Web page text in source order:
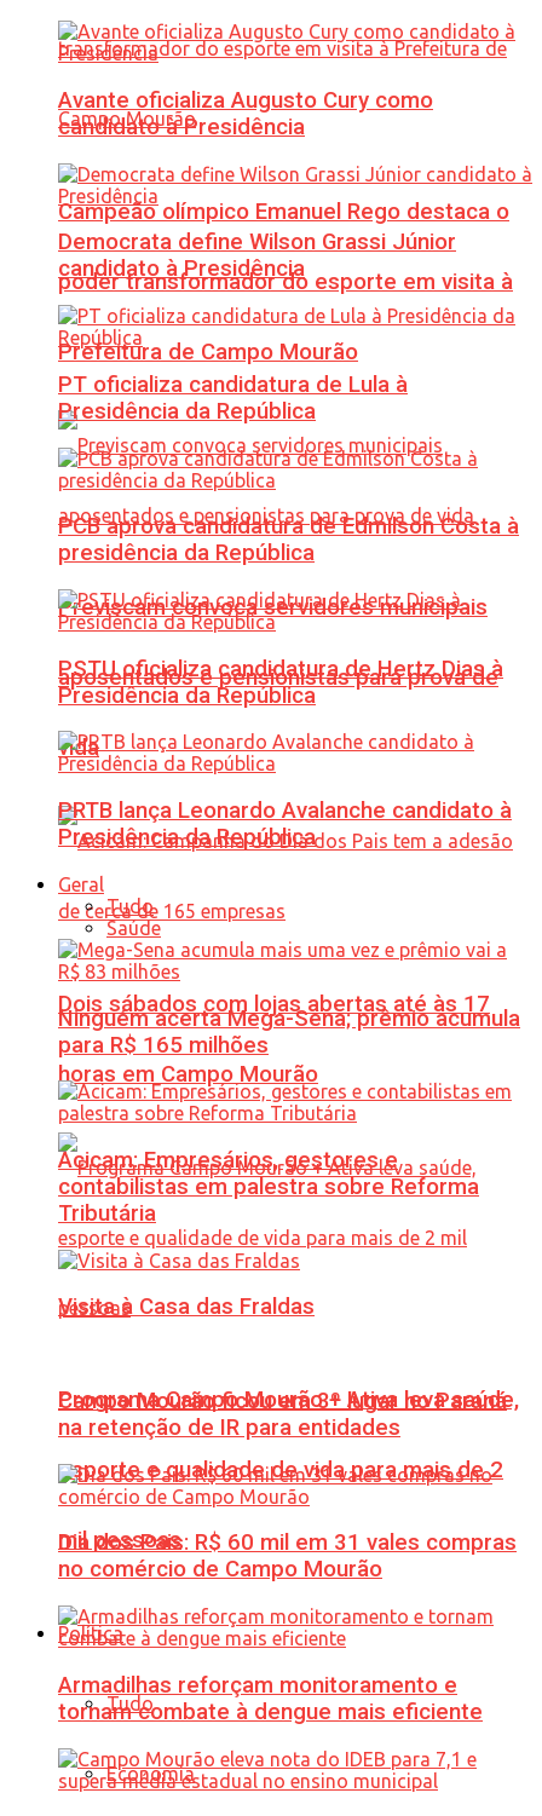
Campeão olímpico Emanuel Rego destaca o
poder transformador do esporte em visita à
Prefeitura de Campo Mourão
Previscam convoca servidores municipais
aposentados e pensionistas para prova de
vida
Dois sábados com lojas abertas até às 17
horas em Campo Mourão
Programa Campo Mourão + Ativa leva saúde,
esporte e qualidade de vida para mais de 2
mil pessoas
Política
Tudo
Economia
Avante oficializa Augusto Cury como
candidato à Presidência
Democrata define Wilson Grassi Júnior
candidato à Presidência
PT oficializa candidatura de Lula à
Presidência da República
PCB aprova candidatura de Edmilson Costa à
presidência da República
PSTU oficializa candidatura de Hertz Dias à
Presidência da República
PRTB lança Leonardo Avalanche candidato à
Presidência da República
Geral
Tudo
Saúde
Ninguém acerta Mega-Sena; prêmio acumula
para R$ 165 milhões
Acicam: Empresários, gestores e
contabilistas em palestra sobre Reforma
Tributária
Visita à Casa das Fraldas
Campo Mourão ficou em 3º lugar no Paraná
na retenção de IR para entidades
Dia dos Pais: R$ 60 mil em 31 vales compras
no comércio de Campo Mourão
Armadilhas reforçam monitoramento e
tornam combate à dengue mais eficiente